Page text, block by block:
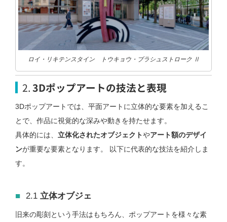
ロイ・リキテンスタイン トウキョウ・ブラシュストローク Ⅱ
2.3Dポップアートの技法と表現
3Dポップアートでは、平面アートに立体的な要素を加えるこ
とで、作品に視覚的な深みや動きを持たせます。
具体的には、 立体化されたオブジェクトやアート額のデザイ
ンが重要な要素となります。 以下に代表的な技法を紹介しま
す。
2.1 立体オブジェ
旧来の彫刻という手法はもちろん、ポップアートを様々な素